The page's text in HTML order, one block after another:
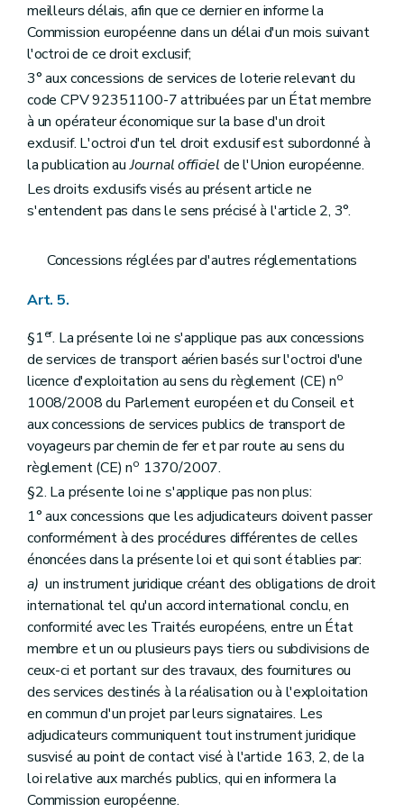
meilleurs délais, afin que ce dernier en informe la
Commission européenne dans un délai d'un mois suivant
l'octroi de ce droit exclusif;
3° aux concessions de services de loterie relevant du
code CPV 92351100-7 attribuées par un État membre
à un opérateur économique sur la base d'un droit
exclusif. L'octroi d'un tel droit exclusif est subordonné à
la publication auJournal officiel de l'Union européenne.
Les droits exclusifs visés au présent article ne
s'entendent pas dans le sens précisé à l'article 2, 3°.
Concessions réglées par d'autres réglementations
Art. 5.
§1er. La présente loi ne s'applique pas aux concessions
de services de transport aérien basés sur l'octroi d'une
licence d'exploitation au sens du règlement (CE) no
1008/2008 du Parlement européen et du Conseil et
aux concessions de services publics de transport de
voyageurs par chemin de fer et par route au sens du
règlement (CE) no 1370/2007.
§2. La présente loi ne s'applique pas non plus:
1° aux concessions que les adjudicateurs doivent passer
conformément à des procédures différentes de celles
énoncées dans la présente loi et qui sont établies par:
a) un instrument juridique créant des obligations de droit
international tel qu'un accord international conclu, en
conformité avec les Traités européens, entre un État
membre et un ou plusieurs pays tiers ou subdivisions de
ceux-ci et portant sur des travaux, des fournitures ou
des services destinés à la réalisation ou à l'exploitation
en commun d'un projet par leurs signataires. Les
adjudicateurs communiquent tout instrument juridique
susvisé au point de contact visé à l'article 163, 2, de la
loi relative aux marchés publics, qui en informera la
Commission européenne.